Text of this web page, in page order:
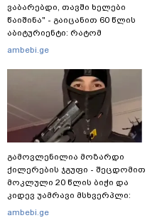
ვაბარებდი, თავში ხელები
წაიშინა" - გაიცანით 60 წლის
აბიტურიენტი: რატომ
გადაწყვიტა ბაგრატიონთა
გამოცდებზე გასვლა
ambebi.ge
გამოვლენილია მოზარდი
ქილერების ჯგუფი - შეცდომით
მოკლული 20 წლის ბიჭი და
კიდევ უამრავი მსხვერპლი:
რომელ ქვეყნამდე მივიდა
ambebi.ge